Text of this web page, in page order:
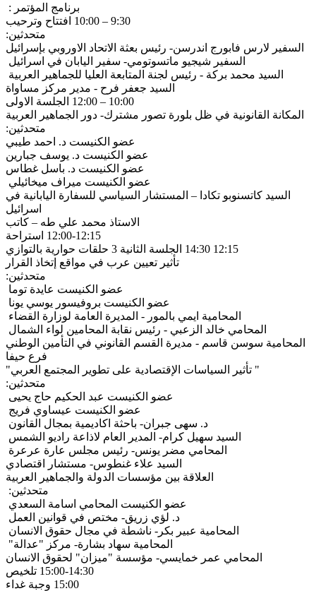
برنامج المؤتمر :
9:30 – 10:00 افتتاح وترحيب
متحدثين:
السفير لارس فابورج اندرسن- رئيس بعثة الاتحاد الاوروبي بإسرائيل
السفير شيجيو ماتسوتومي- سفير اليابان في اسرائيل
السيد محمد بركة - رئيس لجنة المتابعة العليا للجماهير العربية
السيد جعفر فرح - مدير مركز مساواة
10:00 – 12:00 الجلسة الاولى
المكانة القانونية في ظل بلورة تصور مشترك- دور الجماهير العربية
متحدثين:
عضو الكنيست د. احمد طيبي
عضو الكنيست د. يوسف جبارين
عضو الكنيست د. باسل غطاس
عضو الكنيست ميراف ميخائيلي
السيد كاتسنوبو تكادا – المستشار السياسي للسفارة اليابانية في
اسرائيل
الاستاذ محمد علي طه – كاتب
12:00-12:15 استراحة
12:15 14:30 الجلسة الثانية 3 حلقات حوارية بالتوازي
تأثير تعيين عرب في مواقع إتخاذ القرار
متحدثين:
عضو الكنيست عايدة توما
عضو الكنيست بروفيسور يوسي يونا
المحامية ايمي بالمور - المديرة العامة لوزارة القضاء
المحامي خالد الزعبي - رئيس نقابة المحامين لواء الشمال
المحامية سوسن قاسم - مديرة القسم القانوني في التأمين الوطني
فرع حيفا
" تأثير السياسات الإقتصادية على تطوير المجتمع العربي"
متحدثين:
عضو الكنيست عبد الحكيم حاج يحيى
عضو الكنيست عيساوي فريج
د. سهى جبران- باحثة اكاديمية بمجال القانون
السيد سهيل كرام- المدير العام لاذاعة راديو الشمس
المحامي مضر يونس- رئيس مجلس عارة عرعرة
السيد علاء غنطوس- مستشار اقتصادي
العلاقة بين مؤسسات الدولة والجماهير العربية
متحدثين:
عضو الكنيست المحامي اسامة السعدي
د. لؤي زريق- مختص في قوانين العمل
المحامية عبير بكر- ناشطة في مجال حقوق الانسان
المحامية سهاد بشارة- مركز "عدالة"
المحامي عمر خمايسي- مؤسسة "ميزان" لحقوق الانسان
15:00-14:30 تلخيص
15:00 وجبة غداء